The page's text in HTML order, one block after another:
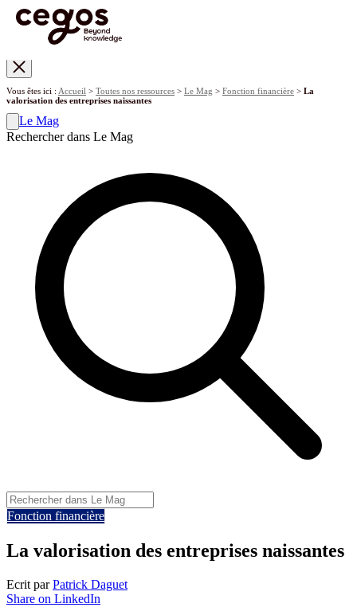
Vous êtes ici : Accueil > Toutes nos ressources > Le Mag > Fonction financière > La
valorisation des entreprises naissantes
Le Mag
Rechercher dans Le Mag
Fonction financière
La valorisation des entreprises naissantes
Ecrit parPatrick Daguet
Share on LinkedIn